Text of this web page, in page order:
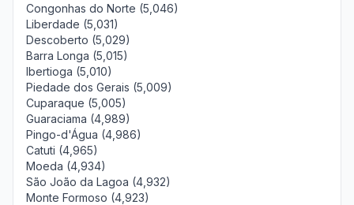
Congonhas do Norte (5,046)
Liberdade (5,031)
Descoberto (5,029)
Barra Longa (5,015)
Ibertioga (5,010)
Piedade dos Gerais (5,009)
Cuparaque (5,005)
Guaraciama (4,989)
Pingo-d'Água (4,986)
Catuti (4,965)
Moeda (4,934)
São João da Lagoa (4,932)
Monte Formoso (4,923)